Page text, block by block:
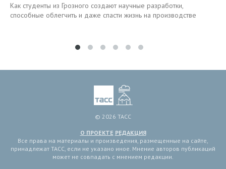
Как студенты из Грозного создают научные разработки,
способные облегчить и даже спасти жизнь на производстве
© 2026 ТАСС
О ПРОЕКТЕ РЕДАКЦИЯ
Все права на материалы и произведения, размещенные на сайте,
принадлежат ТАСС, если не указано иное. Мнение авторов публикаций
может не совпадать с мнением редакции.